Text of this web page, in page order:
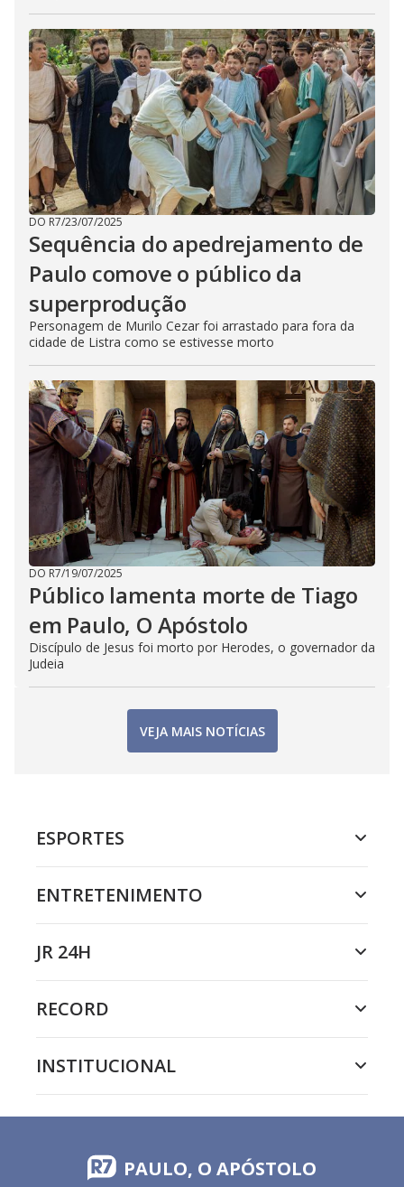
DO R7/23/07/2025
Sequência do apedrejamento de
Paulo comove o público da
superprodução
Personagem de Murilo Cezar foi arrastado para fora da
cidade de Listra como se estivesse morto
DO R7/19/07/2025
Público lamenta morte de Tiago
em Paulo, O Apóstolo
Discípulo de Jesus foi morto por Herodes, o governador da
Judeia
VEJA MAIS NOTÍCIAS
ESPORTES
ENTRETENIMENTO
JR 24H
RECORD
INSTITUCIONAL
PAULO, O APÓSTOLO